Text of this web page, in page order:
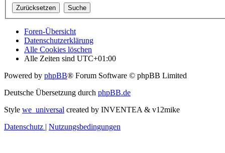
Foren-Übersicht
Datenschutzerklärung
Alle Cookies löschen
Alle Zeiten sind UTC+01:00
Powered by phpBB® Forum Software © phpBB Limited
Deutsche Übersetzung durch phpBB.de
Style we_universal created by INVENTEA & v12mike
Datenschutz | Nutzungsbedingungen